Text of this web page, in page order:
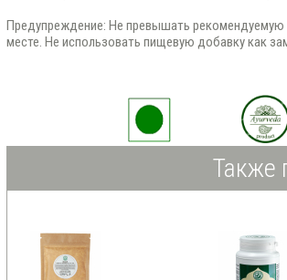
Предупреждение: Не превышать рекомендуемую
месте. Не использовать пищевую добавку как
Также